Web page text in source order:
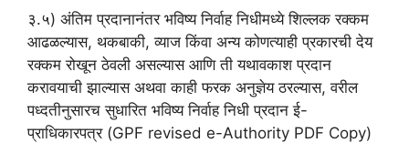
३.५) अंतिम प्रदानानंतर भविष्य निर्वाह निधीमध्ये शिल्लक रक्कम
आढळल्यास, थकबाकी, व्याज किंवा अन्य कोणत्याही प्रकारची देय
रक्कम रोखून ठेवली असल्यास आणि ती यथावकाश प्रदान
करावयाची झाल्यास अथवा काही फरक अनुज्ञेय ठरल्यास, वरील
पध्दतीनुसारच सुधारित भविष्य निर्वाह निधी प्रदान ई-
प्राधिकारपत्र (GPF revised e-Authority PDF Copy)